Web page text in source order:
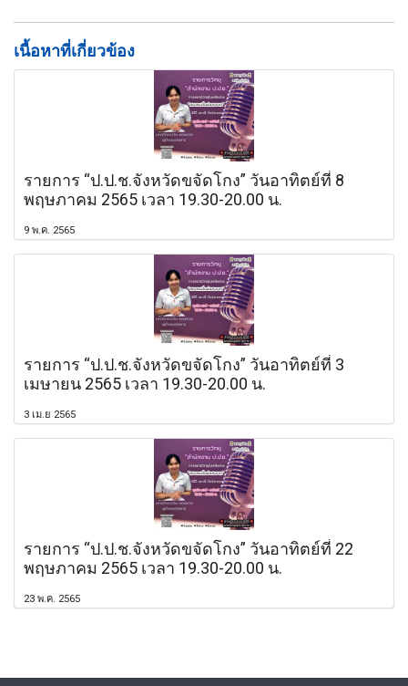
เนื้อหาที่เกี่ยวข้อง
รายการ “ป.ป.ช.จังหวัดขจัดโกง” วันอาทิตย์ที่ 8
พฤษภาคม 2565 เวลา 19.30-20.00 น.
9 พ.ค. 2565
รายการ “ป.ป.ช.จังหวัดขจัดโกง” วันอาทิตย์ที่ 3
เมษายน 2565 เวลา 19.30-20.00 น.
3 เม.ย 2565
รายการ “ป.ป.ช.จังหวัดขจัดโกง” วันอาทิตย์ที่ 22
พฤษภาคม 2565 เวลา 19.30-20.00 น.
23 พ.ค. 2565